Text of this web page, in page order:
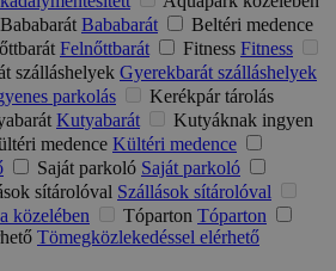
Bababarát Bababarát
Beltéri medence
Felnőttbarát Fitness Fitness
szálláshelyek Gyerekbarát szálláshelyek
parkolás
Kerékpár tárolás
Kutyabarát
Kutyáknak ingyen
medence Kültéri medence
Saját parkoló Saját parkoló
sítárolóval Szállások sítárolóval
közelében Tóparton Tóparton
Tömegközlekedéssel elérhető